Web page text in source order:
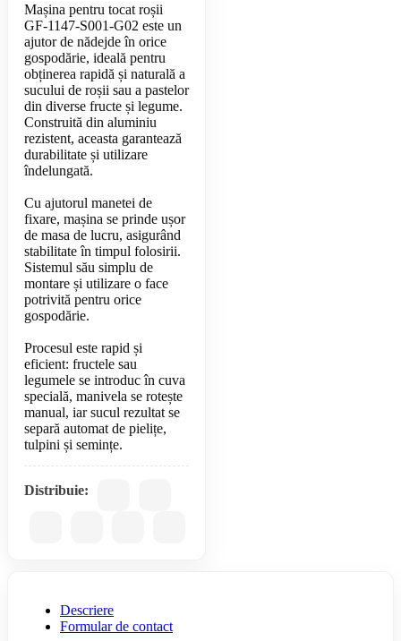
Mașina pentru tocat roșii
GF-1147-S001-G02 este un
ajutor de nădejde în orice
gospodărie, ideală pentru
obținerea rapidă și naturală a
sucului de roșii sau a pastelor
din diverse fructe și legume.
Construită din aluminiu
rezistent, aceasta garantează
durabilitate și utilizare
îndelungată.
Cu ajutorul manetei de
fixare, mașina se prinde ușor
de masa de lucru, asigurând
stabilitate în timpul folosirii.
Sistemul său simplu de
montare și utilizare o face
potrivită pentru orice
gospodărie.
Procesul este rapid și
eficient: fructele sau
legumele se introduc în cuva
specială, manivela se rotește
manual, iar sucul rezultat se
separă automat de pielițe,
Distribuie:
Descriere
Formular de contact